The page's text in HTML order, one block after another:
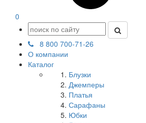
0
8 800 700-71-26
О компании
Каталог
Блузки
Джемперы
Платья
Сарафаны
Юбки